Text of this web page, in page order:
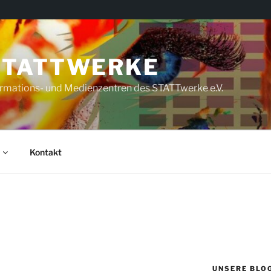
und Medienzentren des STATTwerke e.V.
Kontakt
UNSERE